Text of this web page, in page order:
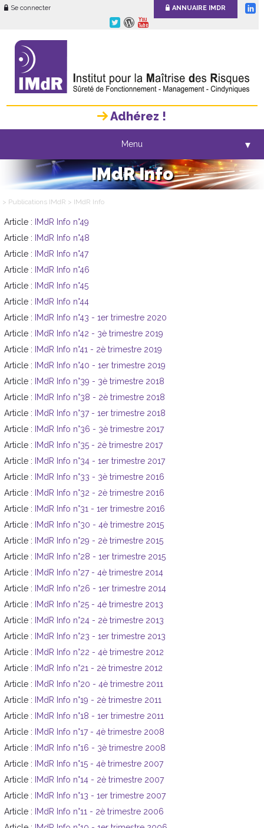
Se connecter ANNUAIRE IMDR
Adhérez !
Menu ▼
IMdR Info
> Publications IMdR > IMdR Info
Article :
IMdR Info n°49
Article :
IMdR Info n°48
Article :
IMdR Info n°47
Article :
IMdR Info n°46
Article :
IMdR Info n°45
Article :
IMdR Info n°44
Article :
IMdR Info n°43 - 1er trimestre 2020
Article :
IMdR Info n°42 - 3è trimestre 2019
Article :
IMdR Info n°41 - 2è trimestre 2019
Article :
IMdR Info n°40 - 1er trimestre 2019
Article :
IMdR Info n°39 - 3è trimestre 2018
Article :
IMdR Info n°38 - 2è trimestre 2018
Article :
IMdR Info n°37 - 1er trimestre 2018
Article :
IMdR Info n°36 - 3è trimestre 2017
Article :
IMdR Info n°35 - 2è trimestre 2017
Article :
IMdR Info n°34 - 1er trimestre 2017
Article :
IMdR Info n°33 - 3è trimestre 2016
Article :
IMdR Info n°32 - 2è trimestre 2016
Article :
IMdR Info n°31 - 1er trimestre 2016
Article :
IMdR Info n°30 - 4è trimestre 2015
Article :
IMdR Info n°29 - 2è trimestre 2015
Article :
IMdR Info n°28 - 1er trimestre 2015
Article :
IMdR Info n°27 - 4è trimestre 2014
Article :
IMdR Info n°26 - 1er trimestre 2014
Article :
IMdR Info n°25 - 4è trimestre 2013
Article :
IMdR Info n°24 - 2è trimestre 2013
Article :
IMdR Info n°23 - 1er trimestre 2013
Article :
IMdR Info n°22 - 4è trimestre 2012
Article :
IMdR Info n°21 - 2è trimestre 2012
Article :
IMdR Info n°20 - 4è trimestre 2011
Article :
IMdR Info n°19 - 2è trimestre 2011
Article :
IMdR Info n°18 - 1er trimestre 2011
Article :
IMdR Info n°17 - 4è trimestre 2008
Article :
IMdR Info n°16 - 3è trimestre 2008
Article :
IMdR Info n°15 - 4è trimestre 2007
Article :
IMdR Info n°14 - 2è trimestre 2007
Article :
IMdR Info n°13 - 1er trimestre 2007
Article :
IMdR Info n°11 - 2è trimestre 2006